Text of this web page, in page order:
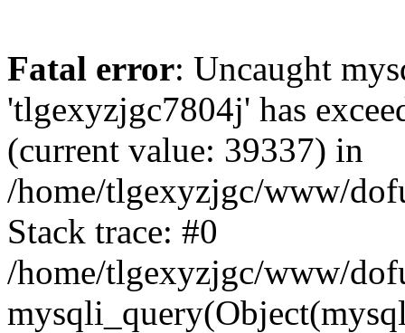
Fatal error: Uncaught
'tlgexyzjgc7804j' has
(current value: 39337) in
/home/tlgexyzjgc/www/
Stack trace: #0
/home/tlgexyzjgc/www/